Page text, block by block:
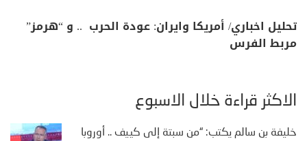
تحليل اخباري/ أمريكا وايران: عودة الحرب .. و “هرمز”
مربط الفرس
الأكثر قراءة خلال الأسبوع
خليفة بن سالم يكتب: “من سبتة إلى كييف .. أوروبا